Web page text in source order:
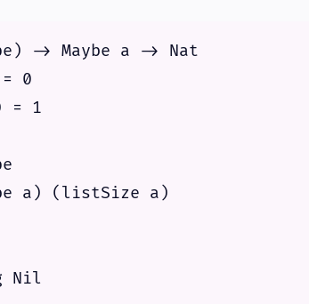
-> Maybe a -> Nat
0
= 1
a) (listSize a)
Nil